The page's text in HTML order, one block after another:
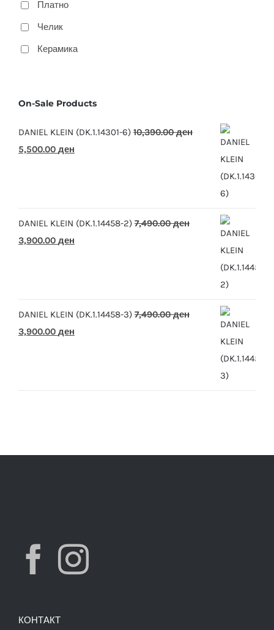
Платно
Челик
Керамика
On-Sale Products
DANIEL KLEIN (DK.1.14301-6) 10,390.00ден
Original
5,500.00 ден
DANIEL KLEIN (DK.1.14458-2) 7,490.00ден
Original
3,900.00 ден
DANIEL KLEIN (DK.1.14458-3) 7,490.00ден
Original
3,900.00 ден
КОНТАКТ